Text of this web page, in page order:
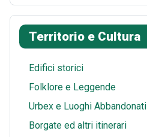
o
k
r
e
s
t
i
t
t
s
A
p
p
a
i
l
h
a
r
e
Territorio e Cultura
Edifici storici
Folklore e Leggende
Urbex e Luoghi Abbandonati
Borgate ed altri itinerari